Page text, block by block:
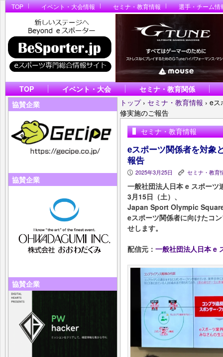
TOP イベント・大会情報 セミナ・教育情報 選手・チーム情
TOP イベント・大会
セミナ・教育関係
協賛企業
協賛企業
協賛企業
トップ › セミナ・教育情報 › eス
修実施のご報告
セミナ・教育情報
eスポーツ関係者を対象
報告
P 2025年3月25日 K セミナ・教育
一般社団法人日本 e スポー
3月15日（土）、
Japan Sport Olympic
eスポーツ関係者に向けたコ
せします。
配信元： 一般社団法人日本 e